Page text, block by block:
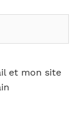
et mon site